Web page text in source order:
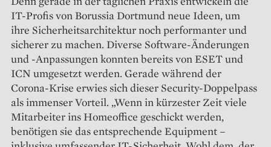
IT-Profis von Borussia Dortmund neue Ideen, um
ihre Sicherheitsarchitektur noch performanter und
sicherer zu machen. Diverse Software-Änderungen
und -Anpassungen konnten bereits von ESET und
ICN umgesetzt werden. Gerade während der
Corona-Krise erwies sich dieser Security-Doppelpass
als immenser Vorteil. „Wenn in kürzester Zeit viele
Mitarbeiter ins Homeoffice geschickt werden,
benötigen sie das entsprechende Equipment –